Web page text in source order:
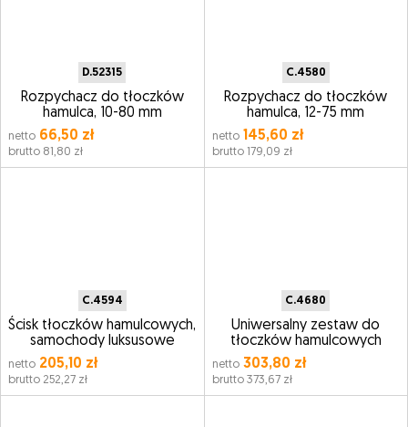
D.52315
Rozpychacz do tłoczków
hamulca, 10-80 mm
netto 66,50 zł
brutto 81,80 zł
C.4580
Rozpychacz do tłoczków
hamulca, 12-75 mm
netto145,60 zł
brutto 179,09 zł
C.4594
Ścisk tłoczków hamulcowych,
samochody luksusowe
netto 205,10 zł
brutto 252,27 zł
C.4680
Uniwersalny zestaw do
tłoczków hamulcowych
netto303,80 zł
brutto 373,67 zł